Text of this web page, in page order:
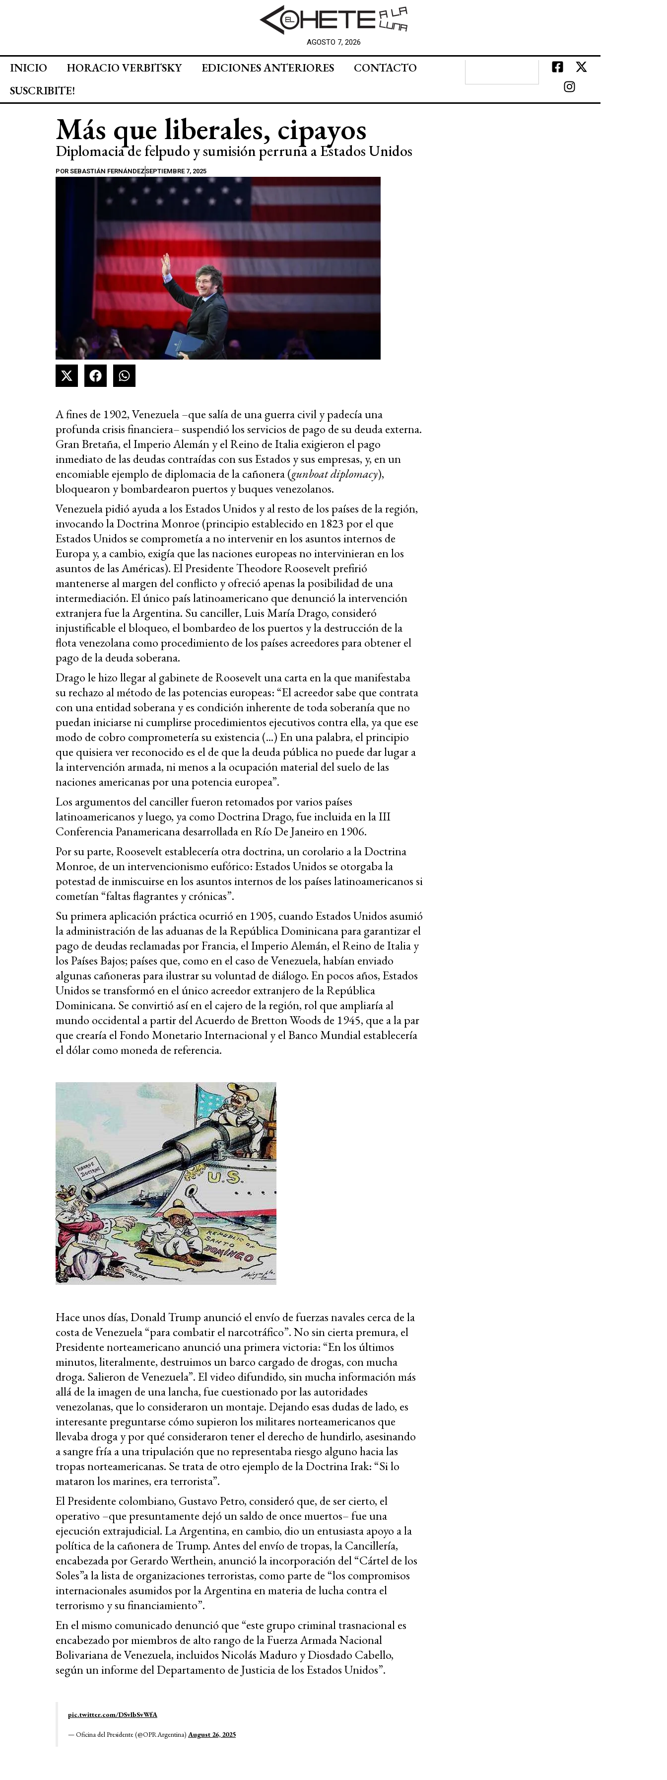
AGOSTO 7, 2026
INICIO HORACIO VERBITSKY EDICIONES ANTERIORES
CONTACTO
SUSCRIBITE!
Más que liberales, cipayos
Diplomacia de felpudo y sumisión perruna a Estados Unidos
POR SEBASTIÁN FERNÁNDEZSEPTIEMBRE 7, 2025
A fines de 1902, Venezuela –que salía de una guerra civil y padecía una
profunda crisis financiera– suspendió los servicios de pago de su deuda externa.
Gran Bretaña, el Imperio Alemán y el Reino de Italia exigieron el pago
inmediato de las deudas contraídas con sus Estados y sus empresas, y, en un
encomiable ejemplo de diplomacia de la cañonera (gunboat diplomacy),
bloquearon y bombardearon puertos y buques venezolanos.
Venezuela pidió ayuda a los Estados Unidos y al resto de los países de la región,
invocando la Doctrina Monroe (principio establecido en 1823 por el que
Estados Unidos se comprometía a no intervenir en los asuntos internos de
Europa y, a cambio, exigía que las naciones europeas no intervinieran en los
asuntos de las Américas). El Presidente Theodore Roosevelt prefirió
mantenerse al margen del conflicto y ofreció apenas la posibilidad de una
intermediación. El único país latinoamericano que denunció la intervención
extranjera fue la Argentina. Su canciller, Luis María Drago, consideró
injustificable el bloqueo, el bombardeo de los puertos y la destrucción de la
flota venezolana como procedimiento de los países acreedores para obtener el
pago de la deuda soberana.
Drago le hizo llegar al gabinete de Roosevelt una carta en la que manifestaba
su rechazo al método de las potencias europeas: “El acreedor sabe que contrata
con una entidad soberana y es condición inherente de toda soberanía que no
puedan iniciarse ni cumplirse procedimientos ejecutivos contra ella, ya que ese
modo de cobro comprometería su existencia (...) En una palabra, el principio
que quisiera ver reconocido es el de que la deuda pública no puede dar lugar a
la intervención armada, ni menos a la ocupación material del suelo de las
naciones americanas por una potencia europea”.
Los argumentos del canciller fueron retomados por varios países
latinoamericanos y luego, ya como Doctrina Drago, fue incluida en la III
Conferencia Panamericana desarrollada en Río De Janeiro en 1906.
Por su parte, Roosevelt establecería otra doctrina, un corolario a la Doctrina
Monroe, de un intervencionismo eufórico: Estados Unidos se otorgaba la
potestad de inmiscuirse en los asuntos internos de los países latinoamericanos si
cometían “faltas flagrantes y crónicas”.
Su primera aplicación práctica ocurrió en 1905, cuando Estados Unidos asumió
la administración de las aduanas de la República Dominicana para garantizar el
pago de deudas reclamadas por Francia, el Imperio Alemán, el Reino de Italia y
los Países Bajos; países que, como en el caso de Venezuela, habían enviado
algunas cañoneras para ilustrar su voluntad de diálogo. En pocos años, Estados
Unidos se transformó en el único acreedor extranjero de la República
Dominicana. Se convirtió así en el cajero de la región, rol que ampliaría al
mundo occidental a partir del Acuerdo de Bretton Woods de 1945, que a la par
que crearía el Fondo Monetario Internacional y el Banco Mundial establecería
el dólar como moneda de referencia.
Hace unos días, Donald Trump anunció el envío de fuerzas navales cerca de la
costa de Venezuela “para combatir el narcotráfico”. No sin cierta premura, el
Presidente norteamericano anunció una primera victoria: “En los últimos
minutos, literalmente, destruimos un barco cargado de drogas, con mucha
droga. Salieron de Venezuela”. El video difundido, sin mucha información más
allá de la imagen de una lancha, fue cuestionado por las autoridades
venezolanas, que lo consideraron un montaje. Dejando esas dudas de lado, es
interesante preguntarse cómo supieron los militares norteamericanos que
llevaba droga y por qué consideraron tener el derecho de hundirlo, asesinando
a sangre fría a una tripulación que no representaba riesgo alguno hacia las
tropas norteamericanas. Se trata de otro ejemplo de la Doctrina Irak: “Si lo
mataron los marines, era terrorista”.
El Presidente colombiano, Gustavo Petro, consideró que, de ser cierto, el
operativo –que presuntamente dejó un saldo de once muertos– fue una
ejecución extrajudicial. La Argentina, en cambio, dio un entusiasta apoyo a la
política de la cañonera de Trump. Antes del envío de tropas, la Cancillería,
encabezada por Gerardo Werthein, anunció la incorporación del “Cártel de los
Soles”a la lista de organizaciones terroristas, como parte de “los compromisos
internacionales asumidos por la Argentina en materia de lucha contra el
terrorismo y su financiamiento”.
En el mismo comunicado denunció que “este grupo criminal trasnacional es
encabezado por miembros de alto rango de la Fuerza Armada Nacional
Bolivariana de Venezuela, incluidos Nicolás Maduro y Diosdado Cabello,
según un informe del Departamento de Justicia de los Estados Unidos”.
pic.twitter.com/DSvIbSvWfA
— Oficina del Presidente (@OPRArgentina) August 26, 2025